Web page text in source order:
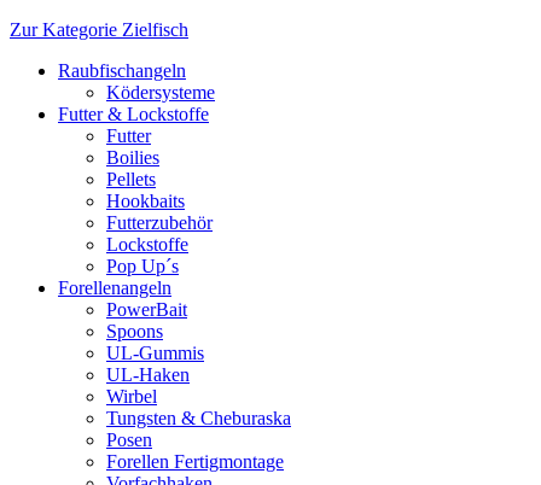
Zur Kategorie Zielfisch
Raubfischangeln
Ködersysteme
Futter & Lockstoffe
Futter
Boilies
Pellets
Hookbaits
Futterzubehör
Lockstoffe
Pop Up´s
Forellenangeln
PowerBait
Spoons
UL-Gummis
UL-Haken
Wirbel
Tungsten & Cheburaska
Posen
Forellen Fertigmontage